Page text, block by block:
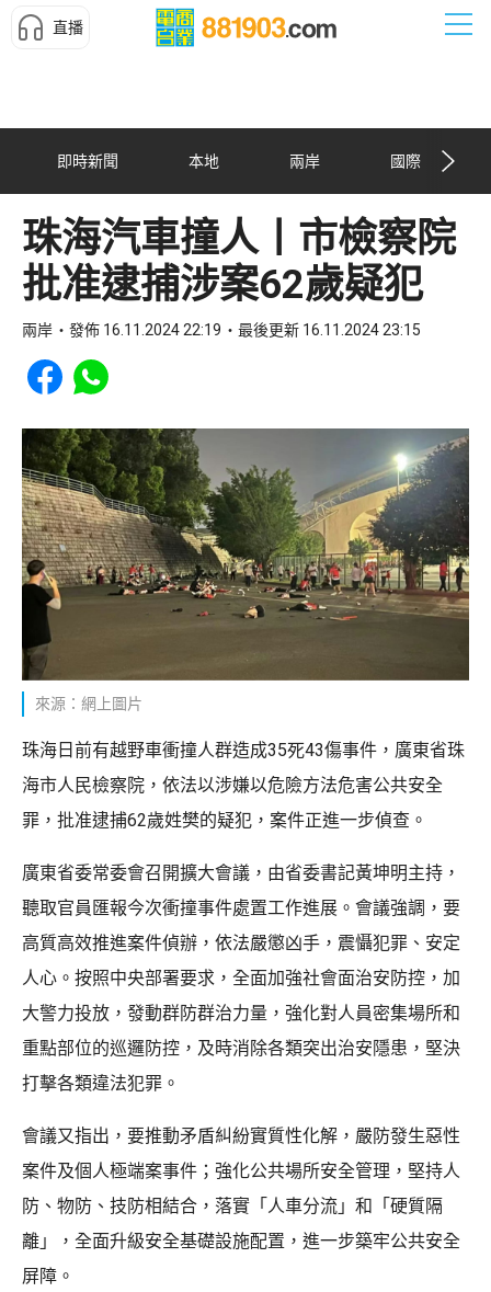
直播
即時新聞 本地 兩岸 國際
珠海汽車撞人丨市檢察院
批准逮捕涉案62歲疑犯
兩岸 發佈 16.11.2024 22:19 最後更新 16.11.2024 23:15
Share to Facebook
Share to WhatsApp
來源：網上圖片
珠海日前有越野車衝撞人群造成35死43傷事件，廣東省珠
海市人民檢察院，依法以涉嫌以危險方法危害公共安全
罪，批准逮捕62歲姓樊的疑犯，案件正進一步偵查。
廣東省委常委會召開擴大會議，由省委書記黃坤明主持，
聽取官員匯報今次衝撞事件處置工作進展。會議強調，要
高質高效推進案件偵辦，依法嚴懲凶手，震懾犯罪、安定
人心。按照中央部署要求，全面加強社會面治安防控，加
大警力投放，發動群防群治力量，強化對人員密集場所和
重點部位的巡邏防控，及時消除各類突出治安隱患，堅決
打擊各類違法犯罪。
會議又指出，要推動矛盾糾紛實質性化解，嚴防發生惡性
案件及個人極端案事件；強化公共場所安全管理，堅持人
防、物防、技防相結合，落實「人車分流」和「硬質隔
離」，全面升級安全基礎設施配置，進一步築牢公共安全
屏障。